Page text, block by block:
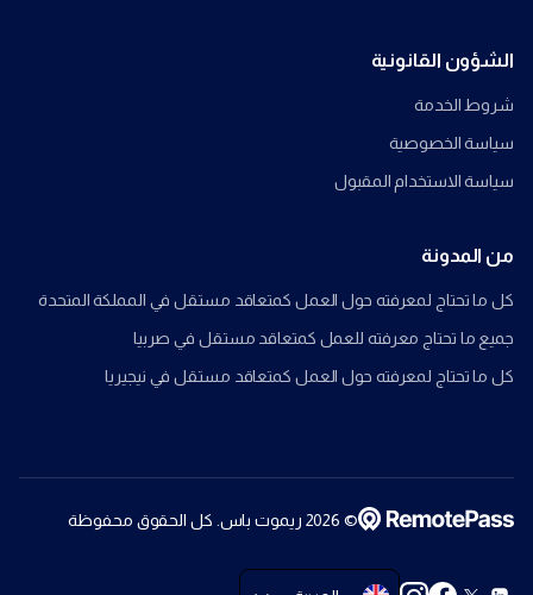
الشؤون القانونية
شروط الخدمة
سياسة الخصوصية
سياسة الاستخدام المقبول
من المدونة
كل ما تحتاج لمعرفته حول العمل كمتعاقد مستقل في المملكة المتحدة
جميع ما تحتاج معرفته للعمل كمتعاقد مستقل في صربيا
كل ما تحتاج لمعرفته حول العمل كمتعاقد مستقل في نيجيريا
©
2026 ريموت باس. كل الحقوق محفوظة